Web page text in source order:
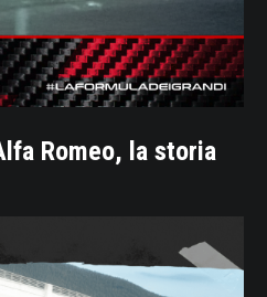
Romeo, la storia